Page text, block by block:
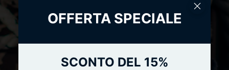
OFFERTA SPECIALE
SCONTO DEL 15%